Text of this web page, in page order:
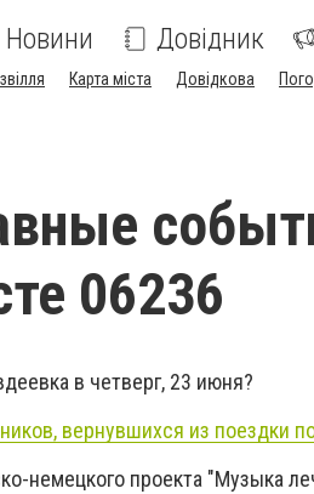
Новини Довідник
Карта міста Довідкова
06236
в четверг, 23 июня?
вернувшихся из поездки
немецкого проекта "Музыка